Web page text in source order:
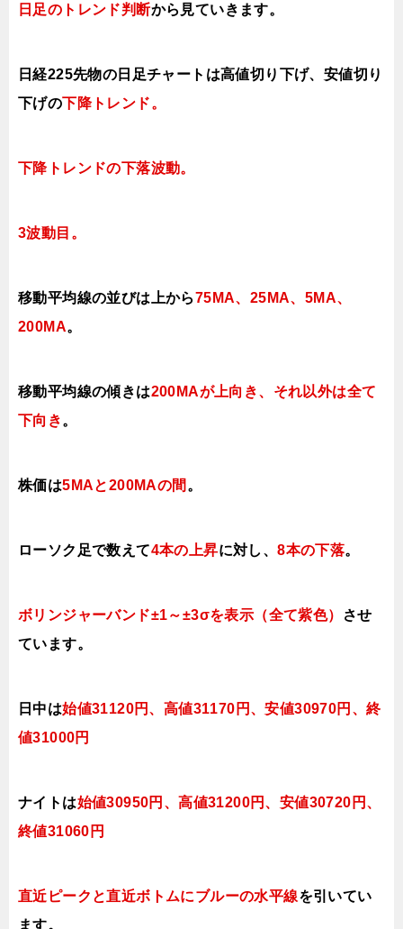
日足のトレンド判断から見ていきます。
日経225先物の日足チャートは高値切り下げ、安値切り
下げの下降トレンド。
下降トレンドの下落波動。
3波動目。
移動平均線の並びは上から75MA、25MA、5MA、
200MA。
移動平均線の傾きは200MAが上向き、それ以外は全て
下向き。
株価は5MAと200MAの間 。
ローソク足で数えて4本の上昇に対し、8本の下落。
ボリンジャーバンド±1～±3σを表示（全て紫色）
させ
ています。
日中は始値31120円、高値31170円、安値30970円、終
値31000円
ナイトは始値30950円、高値31200円、安値30720 円、
終値31060 円
直近ピークと直近ボトムにブルーの水平線を引いてい
ます。